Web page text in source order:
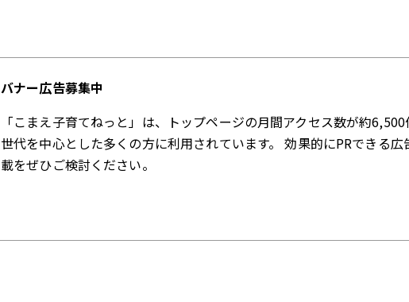
バナー広告募集中
「こまえ子育てねっと」は、トップページの月間アクセス数が約
世代を中心とした多くの方に利用されています。 効果的にPRできる
載をぜひご検討ください。